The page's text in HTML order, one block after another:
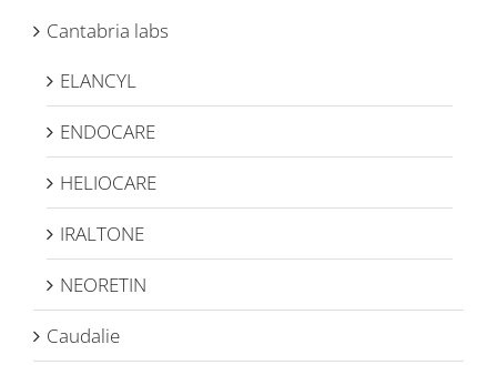
Cantabria labs
ELANCYL
ENDOCARE
HELIOCARE
IRALTONE
NEORETIN
Caudalie